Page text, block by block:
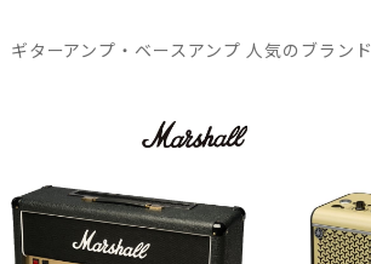
ギターアンプ・ベースアンプ 人気のブランド